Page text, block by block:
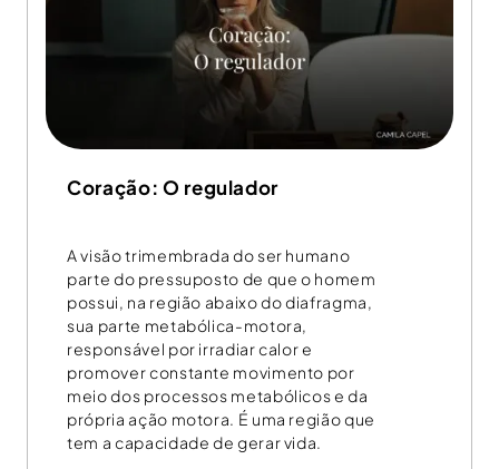
Coração: O regulador
A visão trimembrada do ser humano
parte do pressuposto de que o homem
possui, na região abaixo do diafragma,
sua parte metabólica-motora,
responsável por irradiar calor e
promover constante movimento por
meio dos processos metabólicos e da
própria ação motora. É uma região que
tem a capacidade de gerar vida.